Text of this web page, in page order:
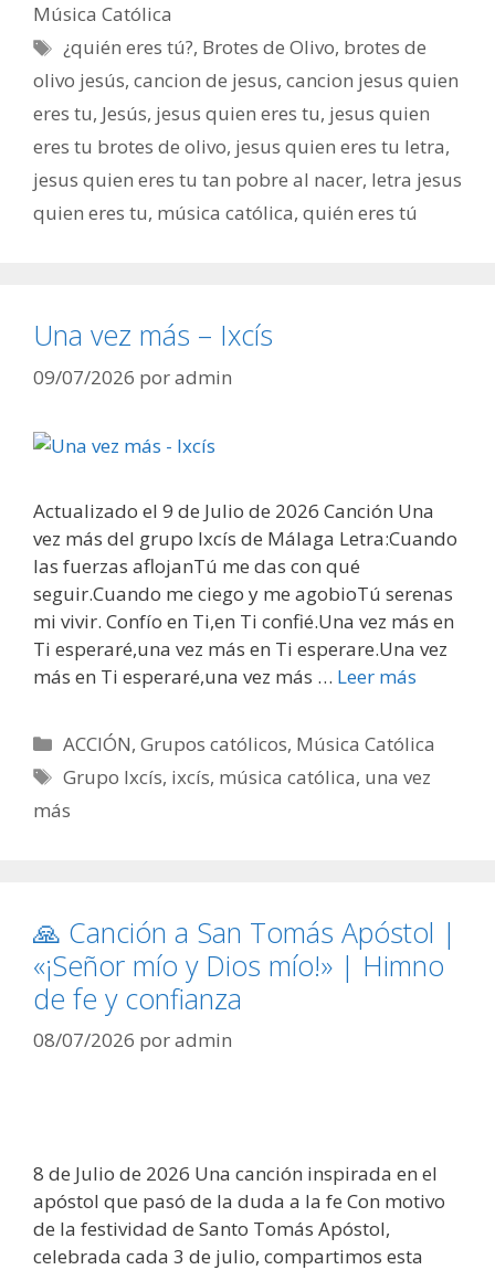
Música Católica
Etiquetas
¿quién eres tú?, Brotes de Olivo, brotes de
olivo jesús, cancion de jesus, cancion jesus quien
eres tu, Jesús, jesus quien eres tu, jesus quien
eres tu brotes de olivo, jesus quien eres tu letra,
jesus quien eres tu tan pobre al nacer, letra jesus
quien eres tu, música católica, quién eres tú
Una vez más – Ixcís
09/07/2026 poradmin
Actualizado el 9 de Julio de 2026 Canción Una
vez más del grupo Ixcís de Málaga Letra:Cuando
las fuerzas aflojanTú me das con qué
seguir.Cuando me ciego y me agobioTú serenas
mi vivir. Confío en Ti,en Ti confié.Una vez más en
Ti esperaré,una vez más en Ti esperare.Una vez
más en Ti esperaré,una vez más … Leer más
Categorías
ACCIÓN,Grupos católicos, Música Católica
Etiquetas
Grupo Ixcís, ixcís, música católica, una vez
más
🙏 Canción a San Tomás Apóstol |
«¡Señor mío y Dios mío!» | Himno
de fe y confianza
08/07/2026 poradmin
8 de Julio de 2026 Una canción inspirada en el
apóstol que pasó de la duda a la fe Con motivo
de la festividad de Santo Tomás Apóstol,
celebrada cada 3 de julio, compartimos esta